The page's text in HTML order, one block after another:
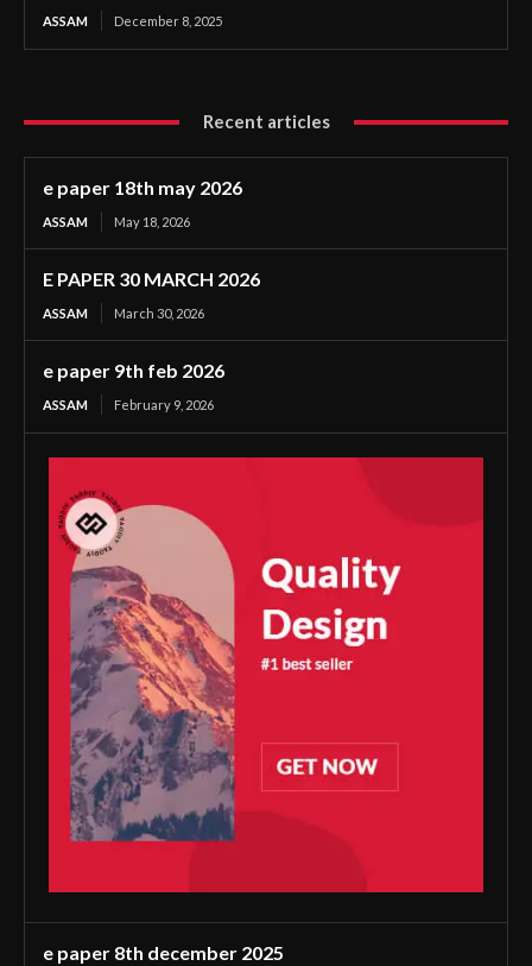
ASSAM December 8, 2025
Recent articles
e paper 18th may 2026
ASSAM May 18, 2026
E PAPER 30 MARCH 2026
ASSAM March 30, 2026
e paper 9th feb 2026
ASSAM February 9, 2026
e paper 8th december 2025